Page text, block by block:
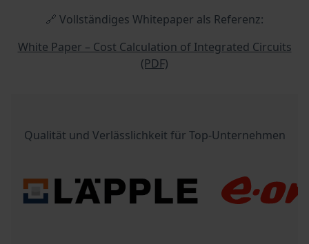
🔗 Vollständiges Whitepaper als Referenz:
White Paper – Cost Calculation of Integrated Circuits
(PDF)
Qualität und Verlässlichkeit für Top-Unternehmen